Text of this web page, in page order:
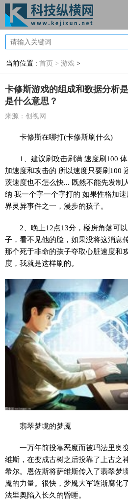
当前位置 : 首页 > 游戏 >
卡修斯游戏的组成和数据分析
是什么意思？
来源：创视网
卡修斯在哪打(卡修斯刷什么)
1、建议刷攻击刷满 速度刷100
加速度和攻击的 所以速度只要刷100
茨速度也不怎么快... 既然不能先发制
纳 我一个字一个字打的 如果性格加
界灵异事件之一，漫步的孩子。
2、晚上12点13分，楼房角落可
子，看不见他的脸，如果没将这消息
那个死于非命的孩子夺取心脏速度和
度，我就是这样刷的。
翡翠梦境的梦魇
一万年前投靠恶魔而被玛法里
维斯，在变成古树之后投靠了上古之
希尔。恩佐斯将萨维斯传入了翡翠梦
魇的力量。很快，梦魇大军逐渐腐化
法里奥陷入长久的昏睡。